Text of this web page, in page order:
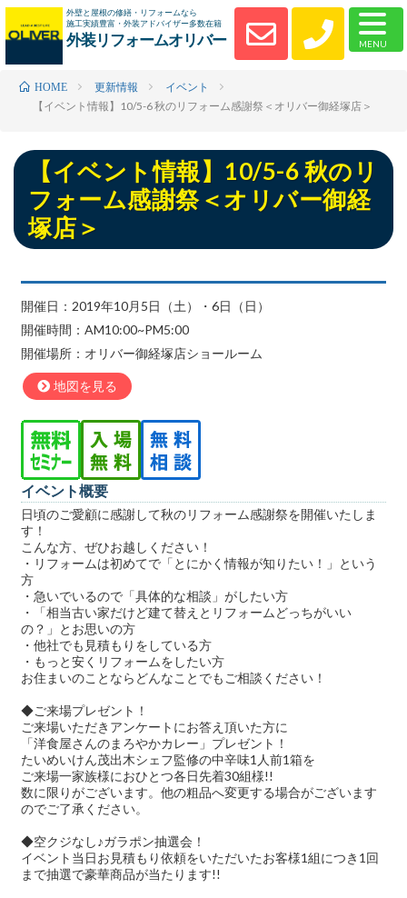
外壁と屋根の修繕・リフォームなら
施工実績豊富・外装アドバイザー多数在籍
外装リフォームオリバー
HOME 更新情報
イベント
【イベント情報】10/5-6 秋のリフォーム感謝祭＜オリバー御経塚店＞
【イベント情報】10/5-6 秋のリ
フォーム感謝祭＜オリバー御経
塚店＞
開催日：2019年10月5日（土）・6日（日）
開催時間：AM10:00~PM5:00
開催場所：オリバー御経塚店ショールーム
地図を見る
イベント概要
日頃のご愛顧に感謝して秋のリフォーム感謝祭を開催いたしま
す！
こんな方、ぜひお越しください！
・リフォームは初めてで「とにかく情報が知りたい！」という
方
・急いでいるので「具体的な相談」がしたい方
・「相当古い家だけど建て替えとリフォームどっちがいい
の？」とお思いの方
・他社でも見積もりをしている方
・もっと安くリフォームをしたい方
お住まいのことならどんなことでもご相談ください！
◆ご来場プレゼント！
ご来場いただきアンケートにお答え頂いた方に
「洋食屋さんのまろやかカレー」プレゼント！
たいめいけん茂出木シェフ監修の中辛味1人前1箱を
ご来場一家族様におひとつ各日先着30組様!!
数に限りがございます。他の粗品へ変更する場合がございます
のでご了承ください。
◆空クジなし♪ガラポン抽選会！
イベント当日お見積もり依頼をいただいたお客様1組につき1回
まで抽選で豪華商品が当たります!!